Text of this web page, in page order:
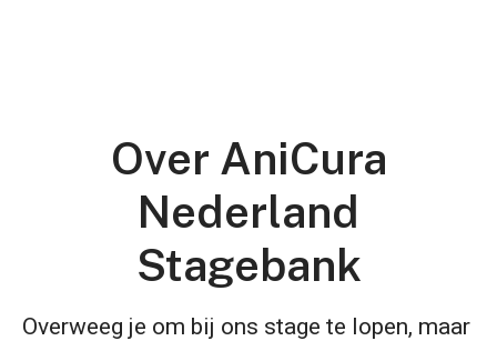
Over AniCura
Nederland
Stagebank
Overweeg je om bij ons stage te lopen, maar